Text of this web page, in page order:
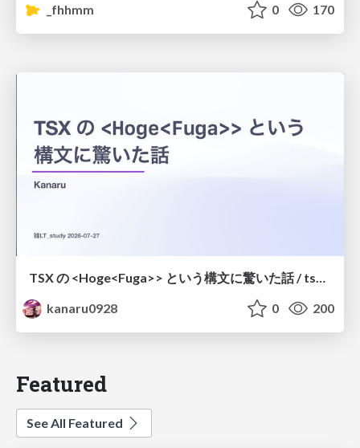
_fhhmm
0 170
TSX の <Hoge<Fuga>> という構文に驚いた話 / tsx-type-argument-syntax
kanaru0928
0 200
Featured
See All Featured